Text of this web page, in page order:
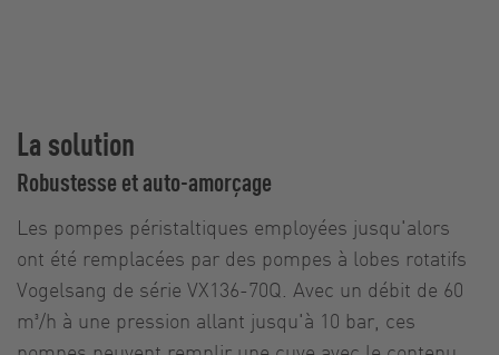
La solution
Robustesse et auto-amorçage
Les pompes péristaltiques employées jusqu'alors
ont été remplacées par des pompes à lobes rotatifs
Vogelsang de série VX136-70Q. Avec un débit de 60
m³/h à une pression allant jusqu'à 10 bar, ces